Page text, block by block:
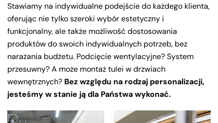
Stawiamy na indywidualne podejście do każdego klienta,
oferując nie tylko szeroki wybór estetyczny i
funkcjonalny, ale także możliwość dostosowania
produktów do swoich indywidualnych potrzeb, bez
narażania budżetu. Podcięcie wentylacyjne? System
przesuwny? A może montaż tulei w drzwiach
wewnętrznych? Bez względu na rodzaj personalizacji,
jesteśmy w stanie ją dla Państwa wykonać.